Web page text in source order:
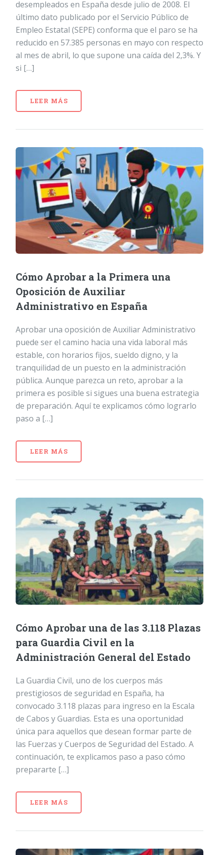
desempleados en España desde julio de 2008. El
último dato publicado por el Servicio Público de
Empleo Estatal (SEPE) conforma que el paro se ha
reducido en 57.385 personas en mayo con respecto
al mes de abril, lo que supone una caída del 2,3%. Y
si […]
LEER MÁS
Cómo Aprobar a la Primera una
Oposición de Auxiliar
Administrativo en España
Aprobar una oposición de Auxiliar Administrativo
puede ser el camino hacia una vida laboral más
estable, con horarios fijos, sueldo digno, y la
tranquilidad de un puesto en la administración
pública. Aunque parezca un reto, aprobar a la
primera es posible si sigues una buena estrategia
de preparación. Aquí te explicamos cómo lograrlo
paso a […]
LEER MÁS
Cómo Aprobar una de las 3.118 Plazas
para Guardia Civil en la
Administración General del Estado
La Guardia Civil, uno de los cuerpos más
prestigiosos de seguridad en España, ha
convocado 3.118 plazas para ingreso en la Escala
de Cabos y Guardias. Esta es una oportunidad
única para aquellos que desean formar parte de
las Fuerzas y Cuerpos de Seguridad del Estado. A
continuación, te explicamos paso a paso cómo
prepararte […]
LEER MÁS